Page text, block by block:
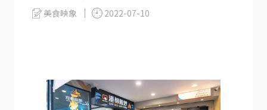
美食映象 2022-07-10